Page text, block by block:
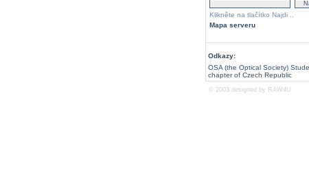
Klikněte na tlačítko Najdi ..
Mapa serveru
Odkazy:
OSA (the Optical Society)
chapter of Czech Republic
© 2003 designed by RAW4U